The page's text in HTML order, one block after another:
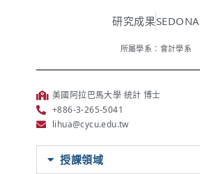
研究成果SEDONA
所屬學系：會計學系
美國阿拉巴馬大學 統計 博士
+886-3-265-5041
lihua@cycu.edu.tw
授課領域